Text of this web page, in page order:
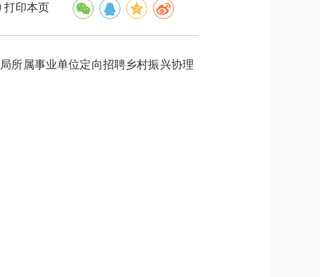
打印本页
所属事业单位定向招聘乡村振兴协理